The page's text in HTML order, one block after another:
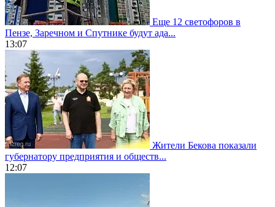
Еще 12 светофоров в
Пензе, Заречном и Спутнике будут ада...
13:07
Жители Бекова показали
губернатору предприятия и обществ...
12:07